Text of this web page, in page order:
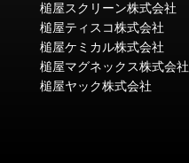
槌屋スクリーン株式会社
槌屋ティスコ株式会社
槌屋ケミカル株式会社
槌屋マグネックス株式会社
槌屋ヤック株式会社